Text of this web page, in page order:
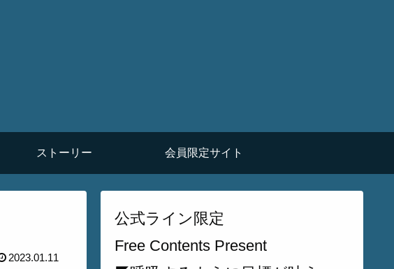
ストーリー 会員限定サイト
2023.01.11
公式ライン限定
Free Contents Present